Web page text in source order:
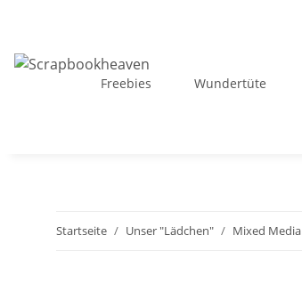
Freebies
Wundertüte
Startseite Unser "Lädchen" Mixed Media